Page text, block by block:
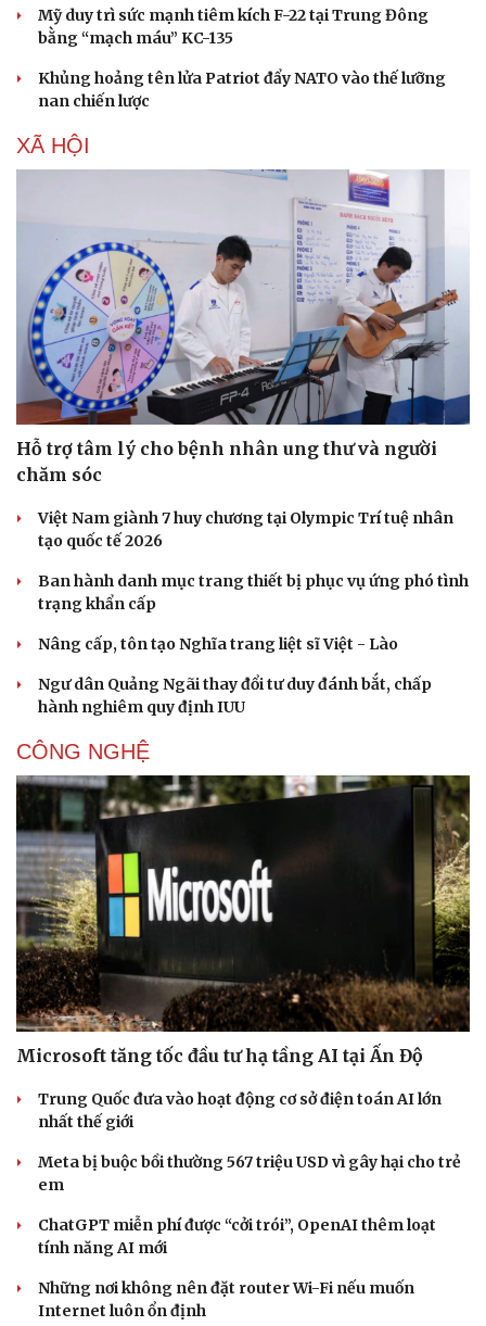
Sân khấu - Điện ảnh
Âm nhạc
Giải trí
Mỹ duy trì sức mạnh tiêm kích F-22 tại Trung Đông
bằng “mạch máu” KC-135
Khủng hoảng tên lửa Patriot đẩy NATO vào thế lưỡng
nan chiến lược
XÃ HỘI
Hỗ trợ tâm lý cho bệnh nhân ung thư và người
chăm sóc
Việt Nam giành 7 huy chương tại Olympic Trí tuệ nhân
tạo quốc tế 2026
Ban hành danh mục trang thiết bị phục vụ ứng phó tình
trạng khẩn cấp
Nâng cấp, tôn tạo Nghĩa trang liệt sĩ Việt - Lào
Ngư dân Quảng Ngãi thay đổi tư duy đánh bắt, chấp
hành nghiêm quy định IUU
CÔNG NGHỆ
Microsoft tăng tốc đầu tư hạ tầng AI tại Ấn Độ
Trung Quốc đưa vào hoạt động cơ sở điện toán AI lớn
nhất thế giới
Meta bị buộc bồi thường 567 triệu USD vì gây hại cho trẻ
em
ChatGPT miễn phí được “cởi trói”, OpenAI thêm loạt
tính năng AI mới
Những nơi không nên đặt router Wi-Fi nếu muốn
Internet luôn ổn định